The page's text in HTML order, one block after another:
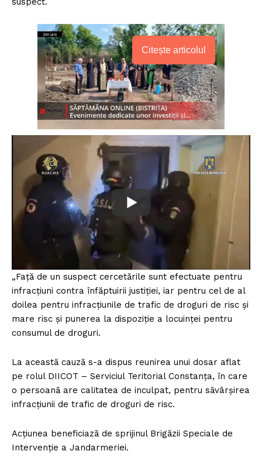
Citește articolul
„Față de un suspect cercetările sunt efectuate pentru
infracțiuni contra înfăptuirii justiției, iar pentru cel de al
doilea pentru infracțiunile de trafic de droguri de risc și
mare risc și punerea la dispoziție a locuinței pentru
consumul de droguri.
La această cauză s-a dispus reunirea unui dosar aflat
pe rolul DIICOT – Serviciul Teritorial Constanța, în care
o persoană are calitatea de inculpat, pentru săvârșirea
infracțiunii de trafic de droguri de risc.
Acțiunea beneficiază de sprijinul Brigăzii Speciale de
Intervenție a Jandarmeriei.